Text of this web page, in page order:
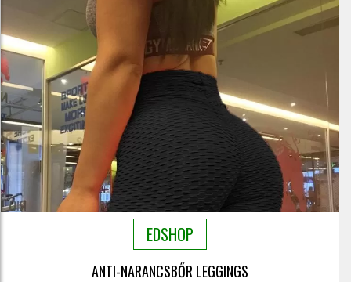
EDSHOP
ANTI-NARANCSBŐR LEGGINGS